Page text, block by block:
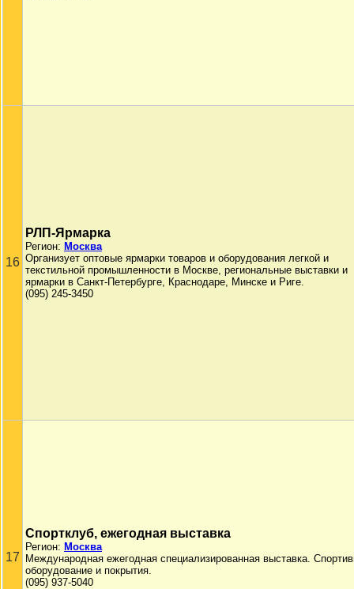
16
РЛП-Ярмарка
Регион: Москва
Организует оптовые ярмарки товаров и оборудования легкой и
текстильной промышленности в Москве, региональные выставки и
ярмарки в Санкт-Петербурге, Краснодаре, Минске и Риге.
(095) 245-3450
17
Спортклуб, ежегодная выставка
Регион: Москва
Международная ежегодная специализированная выставка.
оборудование и покрытия.
(095) 937-5040